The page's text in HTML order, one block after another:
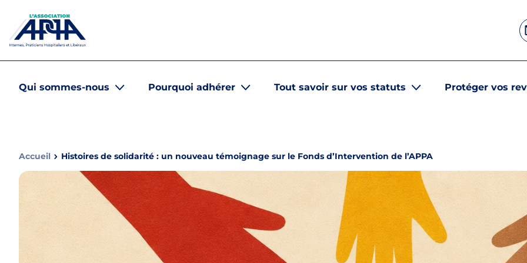
Qui sommes-nous Pourquoi adhérer Tout savoir sur vos statuts Protéger vos
Accueil Histoires de solidarité : un nouveau témoignage sur le Fonds d’Intervention de l’APPA